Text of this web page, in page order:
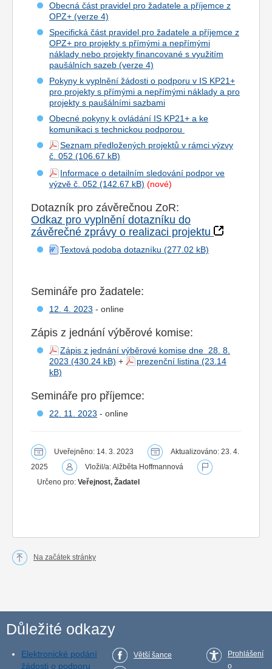
Obecná část pravidel pro žadatele a příjemce z
OPZ+ (verze 4)
Specifická část pravidel pro žadatele a příjemce z
OPZ+ pro projekty s přímými a nepřímými
náklady nebo projekty financované s využitím
paušálních sazeb (verze 4)
Pokyny k vyplnění žádosti o podporu v IS KP21+
pro projekty s přímými a nepřímými náklady a pro
projekty s paušálními sazbami
Obecné pokyny k ovládání IS KP21+ a ke
komunikaci s technickou podporou
Seznam předložených projektů v rámci výzvy
č. 052
Informace o detailním sledování podpor ve
výzvě č. 052
(nové)
Dotazník pro závěrečnou ZoR:
Odkaz pro vyplnění dotazníku do
závěrečné zprávy o realizaci projektu
Textová podoba dotazníku
Semináře pro žadatele:
12. 4. 2023 - online
Zápis z jednání výběrové komise:
Zápis z jednání výběrové komise dne 28. 8.
2023
+ prezenční listina
Semináře pro příjemce:
22. 11. 2023 - online
Uveřejněno: 14. 3. 2023
Aktualizováno: 23. 4.
2025
Vložil/a: Alžběta Hoffmannová
Určeno pro: Veřejnost, Žadatel
Na začátek stránky
Důležité odkazy
Elektronické podání
žádosti o podporu
Větší šance
Prohlášení
o